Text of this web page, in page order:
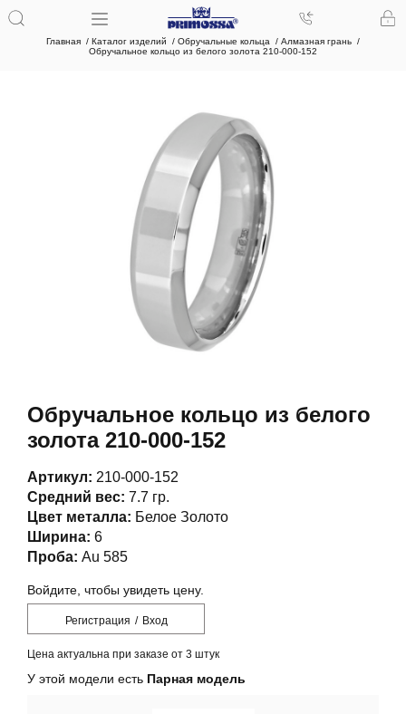
Главная Каталог изделий Обручальные кольца
Алмазная грань
Обручальное кольцо из белого золота 210-000-152
Обручальное кольцо из белого
золота 210-000-152
Артикул: 210-000-152
Средний вес: 7.7 гр.
Цвет металла: Белое Золото
Ширина: 6
Проба: Au 585
Войдите, чтобы увидеть цену.
Регистрация / Вход
Цена актуальна при заказе от 3 штук
У этой модели есть Парная модель